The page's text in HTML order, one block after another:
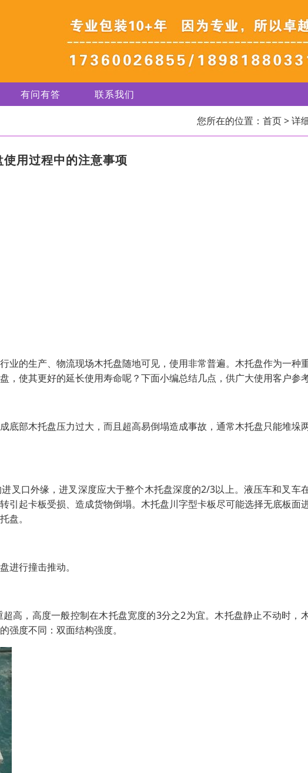
有问有答 联系我们
您所在的位置： 首页> 详
使用过程中的注意事项
业的生产、物流现场木托盘随地可见，使用非常普遍。木托盘作为一种
，使其更好的延长使用寿命呢？下面小编总结几点，供广大使用客户参
底部木托盘压力过大，而且超高易倒塌造成事故，通常木托盘只能堆垛
叉口外缘，进叉深度应大于整个木托盘深度的2/3以上。液压车和叉车
引起卡板受损、造成货物倒塌。木托盘川字型卡板尽可能选择无底板面
盘。
进行撞击推动。
高，高度一般控制在木托盘宽度的3分之2为宜。木托盘静止不动时，
强度不同：双面结构强度。